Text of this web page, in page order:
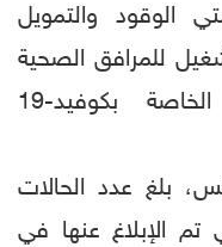
الوقود والتمويل
للمرافق الصحية
والاسـتجابة واسعة النطاق الخاصة بكوفيد-19
أنه حتى 8 أغسطس، بلغ عدد الحالات
إصابتها بكوفيد-19 التي تم الإبلاغ عنها في